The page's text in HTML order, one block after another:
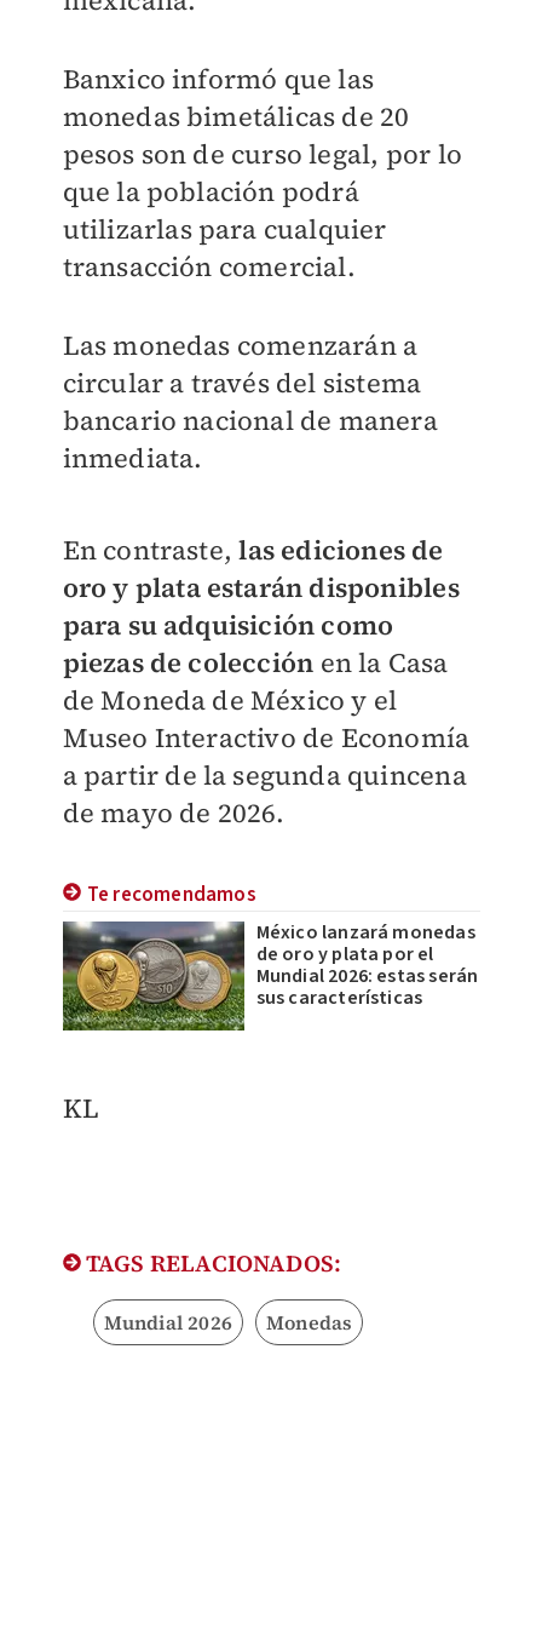
Banxico informó que las
monedas bimetálicas de 20
pesos son de curso legal, por lo
que la población podrá
utilizarlas para cualquier
transacción comercial.
Las monedas comenzarán a
circular a través del sistema
bancario nacional de manera
inmediata.
En contraste,las ediciones de
oro y plata estarán disponibles
para su adquisición como
piezas de colección en la Casa
de Moneda de México y el
Museo Interactivo de Economía
a partir de la segunda quincena
de mayo de 2026.
Te recomendamos
México lanzará monedas
de oro y plata por el
Mundial 2026: estas serán
sus características
KL
TAGS RELACIONADOS:
Mundial 2026 Monedas